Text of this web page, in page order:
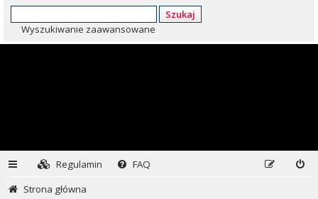
Szukaj
Wyszukiwanie zaawansowane
Regulamin
FAQ
Strona główna